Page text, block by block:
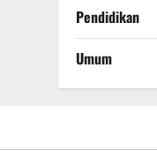
Pendidikan
Umum